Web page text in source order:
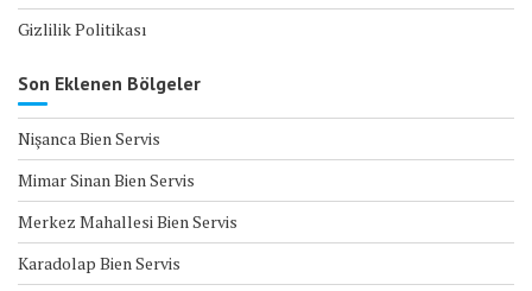
Gizlilik Politikası
Son Eklenen Bölgeler
Nişanca Bien Servis
Mimar Sinan Bien Servis
Merkez Mahallesi Bien Servis
Karadolap Bien Servis